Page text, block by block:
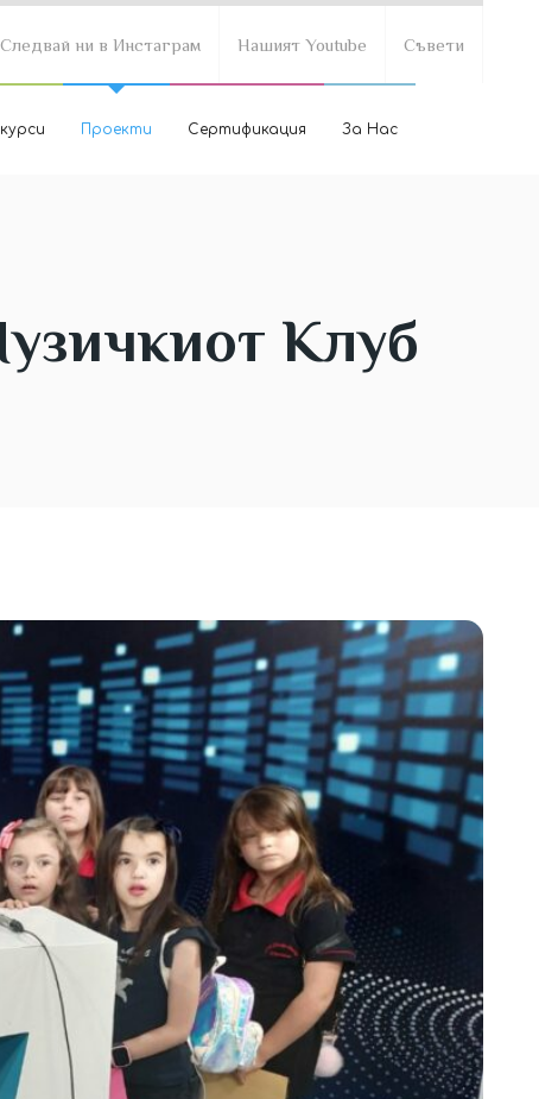
Следвай ни в Инстаграм Нашият Youtube Съвети
Проекти Сертификация За Нас
Клуб